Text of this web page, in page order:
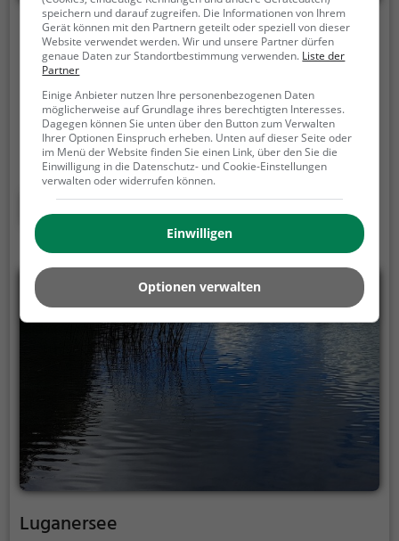
Bacino di Val Malvaglia
Via Val Malvaglia, 6713 Malvaglia
Der Bacino di Val Malvaglia ist ein 16,0 ha großer See
in Malvaglia.Sowohl im Sommer, als auch im Winter
ist der Bacino di Val Malvaglia immer einen Besuch
wert. Ob für einen Spaziergang, eine Fahrradtour
oder einfach um die Natur zu genießen - der Bacino
di Val Malvaglia bietet zahlreiche Möglichkeiten für
Freizeitaktivitäten.
Mehr erfahren
Luganersee
speichern und darauf zugreifen. Die Informationen von Ihrem
Gerät können mit den Partnern geteilt oder speziell von dieser
Website verwendet werden. Wir und unsere Partner dürfen
genaue Daten zur Standortbestimmung verwenden. Liste der
Partner
Einige Anbieter nutzen Ihre personenbezogenen Daten
möglicherweise auf Grundlage ihres berechtigten Interesses.
Dagegen können Sie unten über den Button zum Verwalten
Ihrer Optionen Einspruch erheben. Unten auf dieser Seite oder
im Menü der Website finden Sie einen Link, über den Sie die
Einwilligung in die Datenschutz- und Cookie-Einstellungen
verwalten oder widerrufen können.
Einwilligen
Optionen verwalten